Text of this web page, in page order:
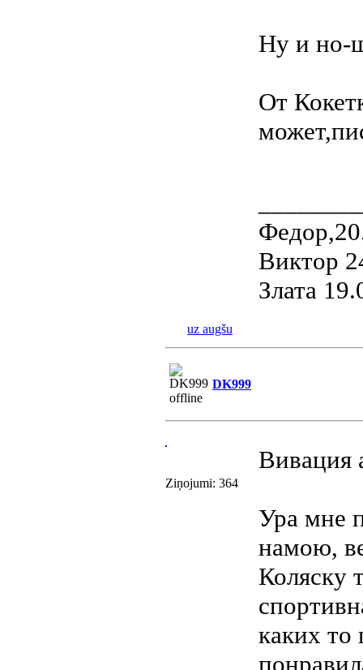
Ну и но-
От
Виктор
Злата
uz augšu
DK999
Ziņojumi: 364
Вивация
Ура мне
намою,
Коляску
каких